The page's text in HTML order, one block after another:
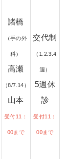
諸橋
（手の外
科）
高瀬
（8/7.14 ）
山本
受付11：
00まで
交代制
（1.2.3.4
週）
5週休
診
受付11：
00まで